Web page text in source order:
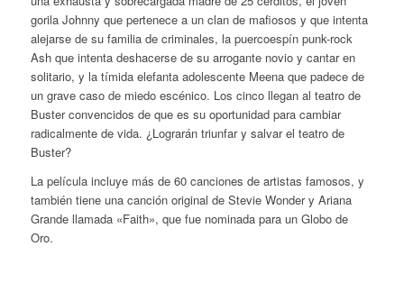
gorila Johnny que pertenece a un clan de mafiosos y que intenta
alejarse de su familia de criminales, la puercoespín punk-rock
Ash que intenta deshacerse de su arrogante novio y cantar en
solitario, y la tímida elefanta adolescente Meena que padece de
un grave caso de miedo escénico. Los cinco llegan al teatro de
Buster convencidos de que es su oportunidad para cambiar
radicalmente de vida. ¿Lograrán triunfar y salvar el teatro de
Buster?
La película incluye más de 60 canciones de artistas famosos, y
también tiene una canción original de Stevie Wonder y Ariana
Grande llamada «Faith», que fue nominada para un Globo de
Oro.